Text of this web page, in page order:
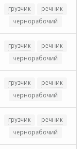
грузчик
речник
чернорабочий
грузчик
речник
чернорабочий
грузчик
речник
чернорабочий
грузчик
речник
чернорабочий